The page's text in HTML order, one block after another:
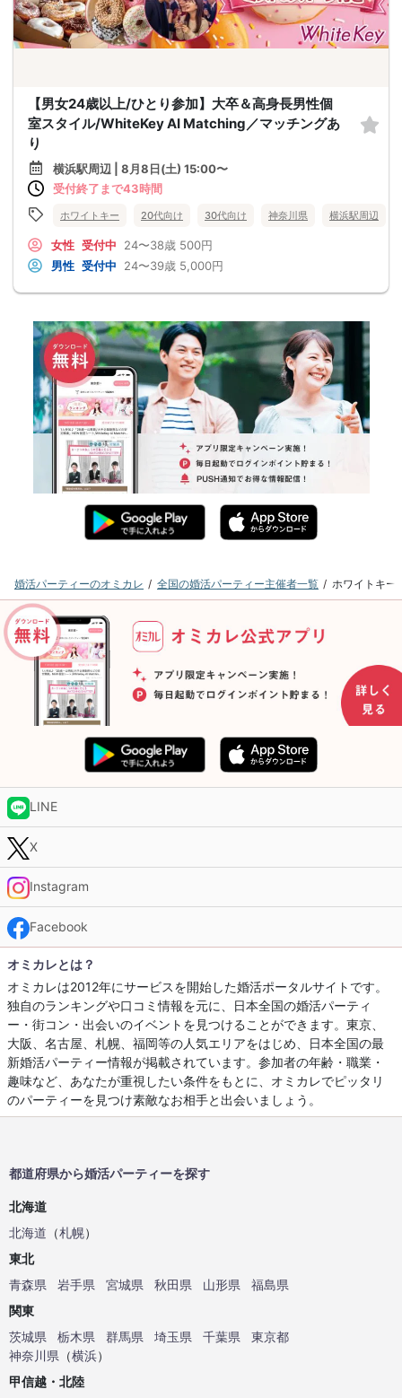
【男女24歳以上/ひとり参加】大卒＆高身長男性個
室スタイル/WhiteKey AI Matching／マッチングあ
り
横浜駅周辺 | 8月8日(土) 15:00〜
受付終了まで43時間
ホワイトキー 20代向け 30代向け 神奈川県 横浜駅周辺
女性 受付中 24〜38歳 500円
男性 受付中 24〜39歳 5,000円
婚活パーティーのオミカレ 全国の婚活パーティー主催者一覧 ホワイトキー
LINE
X
Instagram
Facebook
オミカレとは？
オミカレは2012年にサービスを開始した婚活ポータルサイトです。
独自のランキングや口コミ情報を元に、日本全国の婚活パーティ
ー・街コン・出会いのイベントを見つけることができます。東京、
大阪、名古屋、札幌、福岡等の人気エリアをはじめ、日本全国の最
新婚活パーティー情報が掲載されています。参加者の年齢・職業・
趣味など、あなたが重視したい条件をもとに、オミカレでピッタリ
のパーティーを見つけ素敵なお相手と出会いましょう。
都道府県から婚活パーティーを探す
北海道
北海道 （札幌）
東北
青森県
岩手県 宮城県 秋田県 山形県
福島県
関東
茨城県
栃木県 群馬県 埼玉県 千葉県
東京都
神奈川県 （横浜）
甲信越・北陸